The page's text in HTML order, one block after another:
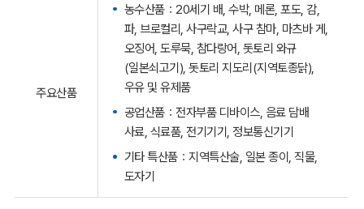
주요산품
농수산품：20세기 배, 수박, 메론, 포도, 감,
파, 브로컬리, 사구락교, 사구 참마, 마츠바 게,
오징어, 도루묵, 참다랑어, 돗토리 와규
(일본쇠고기), 돗토리 지도리(지역토종닭),
우유 및 유제품
공업산품：전자부품 디바이스, 음료 담배
사료, 식료품, 전기기기, 정보통신기기
기타 특산품：지역특산술, 일본 종이, 직물,
도자기